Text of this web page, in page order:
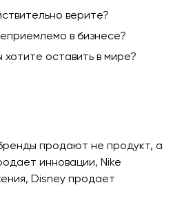
верите?
в бизнесе?
хотите оставить в мире?
продают не продукт, а
инновации, Nike
Disney продает